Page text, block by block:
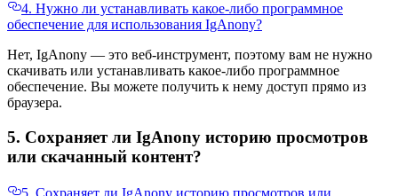
4. Нужно ли устанавливать какое-либо программное
обеспечение для использования IgAnony?
Нет, IgAnony — это веб-инструмент, поэтому вам не нужно
скачивать или устанавливать какое-либо программное
обеспечение. Вы можете получить к нему доступ прямо из
браузера.
5. Сохраняет ли IgAnony историю просмотров
или скачанный контент?
5. Сохраняет ли IgAnony историю просмотров или